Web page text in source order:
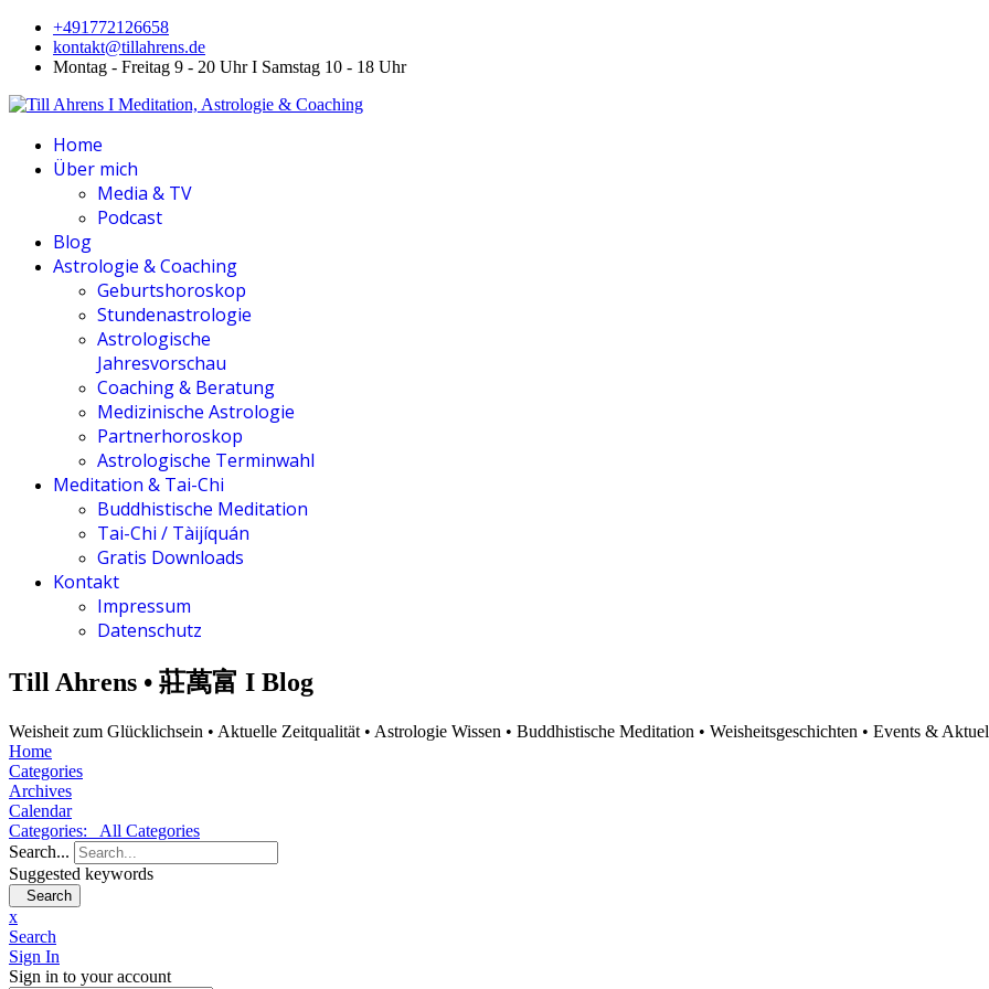
+491772126658
kontakt@tillahrens.de
Montag - Freitag 9 - 20 Uhr I Samstag 10 - 18 Uhr
Home
Über mich
Media & TV
Podcast
Blog
Astrologie & Coaching
Geburtshoroskop
Stundenastrologie
Astrologische
Jahresvorschau
Coaching & Beratung
Medizinische Astrologie
Partnerhoroskop
Astrologische Terminwahl
Meditation & Tai-Chi
Buddhistische Meditation
Tai-Chi / Tàijíquán
Gratis Downloads
Kontakt
Impressum
Datenschutz
Till Ahrens • 莊萬富 I Blog
Weisheit zum Glücklichsein • Aktuelle Zeitqualität • Astrologie Wissen • Buddhistische Meditation • Weisheitsgeschichten • Events &
Home
Categories
Archives
Calendar
Categories:
All Categories
Search...
Suggested keywords
Search
x
Search
Sign In
Sign in to your account